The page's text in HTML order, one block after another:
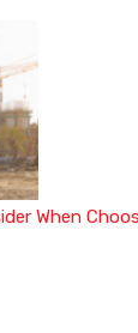
When